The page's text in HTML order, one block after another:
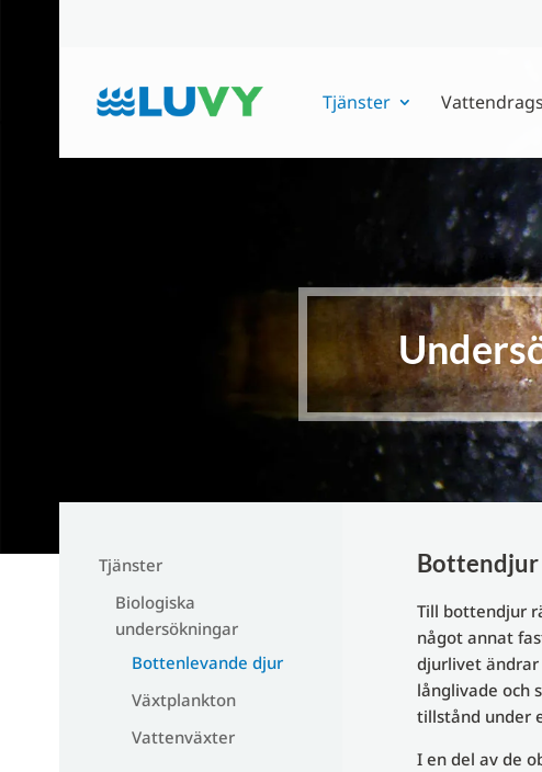
Tjänster
Tjänster
Biologiska
undersökningar
Bottenlevande djur
Växtplankton
Vattenväxter
Bottendjur
Till bottendjur
något annat
djurlivet ändrar
långlivade och
tillstånd under
I en del av de